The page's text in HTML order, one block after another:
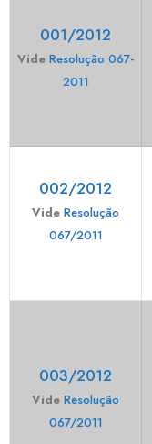
001/2012
Vide Resolução 067-
2011
002/2012
Vide Resolução
067/2011
003/2012
Vide Resolução
067/2011